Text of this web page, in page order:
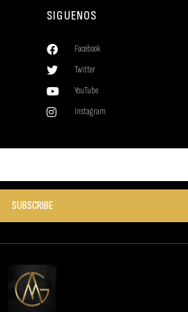
SIGUENOS
Facebook
Twitter
YouTube
Instagram
SUBSCRIBE